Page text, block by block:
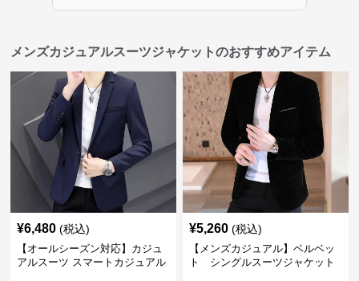
メンズカジュアルスーツジャケットのおすすめアイテム
¥6,480 (税込)
【オールシーズン対応】カジュ
アルスーツ スマートカジュアル
¥5,260 (税込)
【メンズカジュアル】ベルベッ
ト シングルスーツジャケット